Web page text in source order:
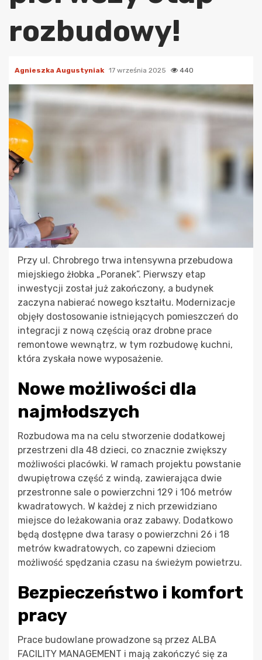
rozbudowy!
Agnieszka Augustyniak 17 września 2025 440
Przy ul. Chrobrego trwa intensywna przebudowa
miejskiego żłobka „Poranek”. Pierwszy etap
inwestycji został już zakończony, a budynek
zaczyna nabierać nowego kształtu. Modernizacje
objęły dostosowanie istniejących pomieszczeń do
integracji z nową częścią oraz drobne prace
remontowe wewnątrz, w tym rozbudowę kuchni,
która zyskała nowe wyposażenie.
Nowe możliwości dla
najmłodszych
Rozbudowa ma na celu stworzenie dodatkowej
przestrzeni dla 48 dzieci, co znacznie zwiększy
możliwości placówki. W ramach projektu powstanie
dwupiętrowa część z windą, zawierająca dwie
przestronne sale o powierzchni 129 i 106 metrów
kwadratowych. W każdej z nich przewidziano
miejsce do leżakowania oraz zabawy. Dodatkowo
będą dostępne dwa tarasy o powierzchni 26 i 18
metrów kwadratowych, co zapewni dzieciom
możliwość spędzania czasu na świeżym powietrzu.
Bezpieczeństwo i komfort
pracy
Prace budowlane prowadzone są przez ALBA
FACILITY MANAGEMENT i mają zakończyć się za